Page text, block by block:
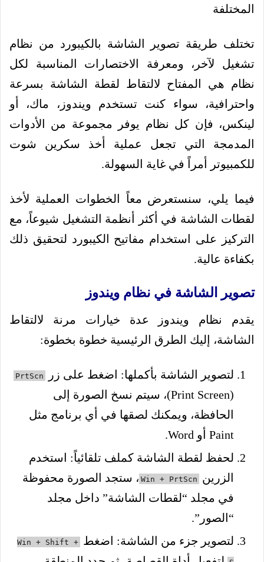
تختلف طريقة تصوير الشاشة بالكيبورد من نظام
تشغيل لآخر، ومعرفة الاختصارات المناسبة لكل
نظام هي المفتاح لالتقاط لقطة الشاشة بسرعة
واحترافية، سواء كنت تستخدم ويندوز، ماك، أو
لينكس، فإن كل نظام يوفر مجموعة من الأدوات
المدمجة التي تجعل عملية أخذ سكرين شوت
للكمبيوتر أمراً في غاية السهولة.
فيما يلي، سنستعرض معاً الخطوات العملية لأخذ
لقطات الشاشة في أكثر أنظمة التشغيل شيوعاً، مع
التركيز على استخدام مفاتيح الكيبورد لتحقيق ذلك
بكفاءة عالية.
تصوير الشاشة في نظام ويندوز
يقدم نظام ويندوز عدة خيارات مرنة لالتقاط
الشاشة، إليك الطرق الرئيسية خطوة بخطوة:
لتصوير الشاشة بأكملها: اضغط على زر PrtScn
(Print Screen)، سيتم نسخ الصورة إلى
الحافظة، ويمكنك لصقها في أي برنامج مثل
Paint أو Word.
لحفظ لقطة الشاشة كملف تلقائياً: استخدم
الزرين
Win + PrtScn ، ستجد الصورة محفوظة
في مجلد “لقطات الشاشة” داخل مجلد
“الصور”.
لتصوير جزء من الشاشة: اضغط
Win + Shift +